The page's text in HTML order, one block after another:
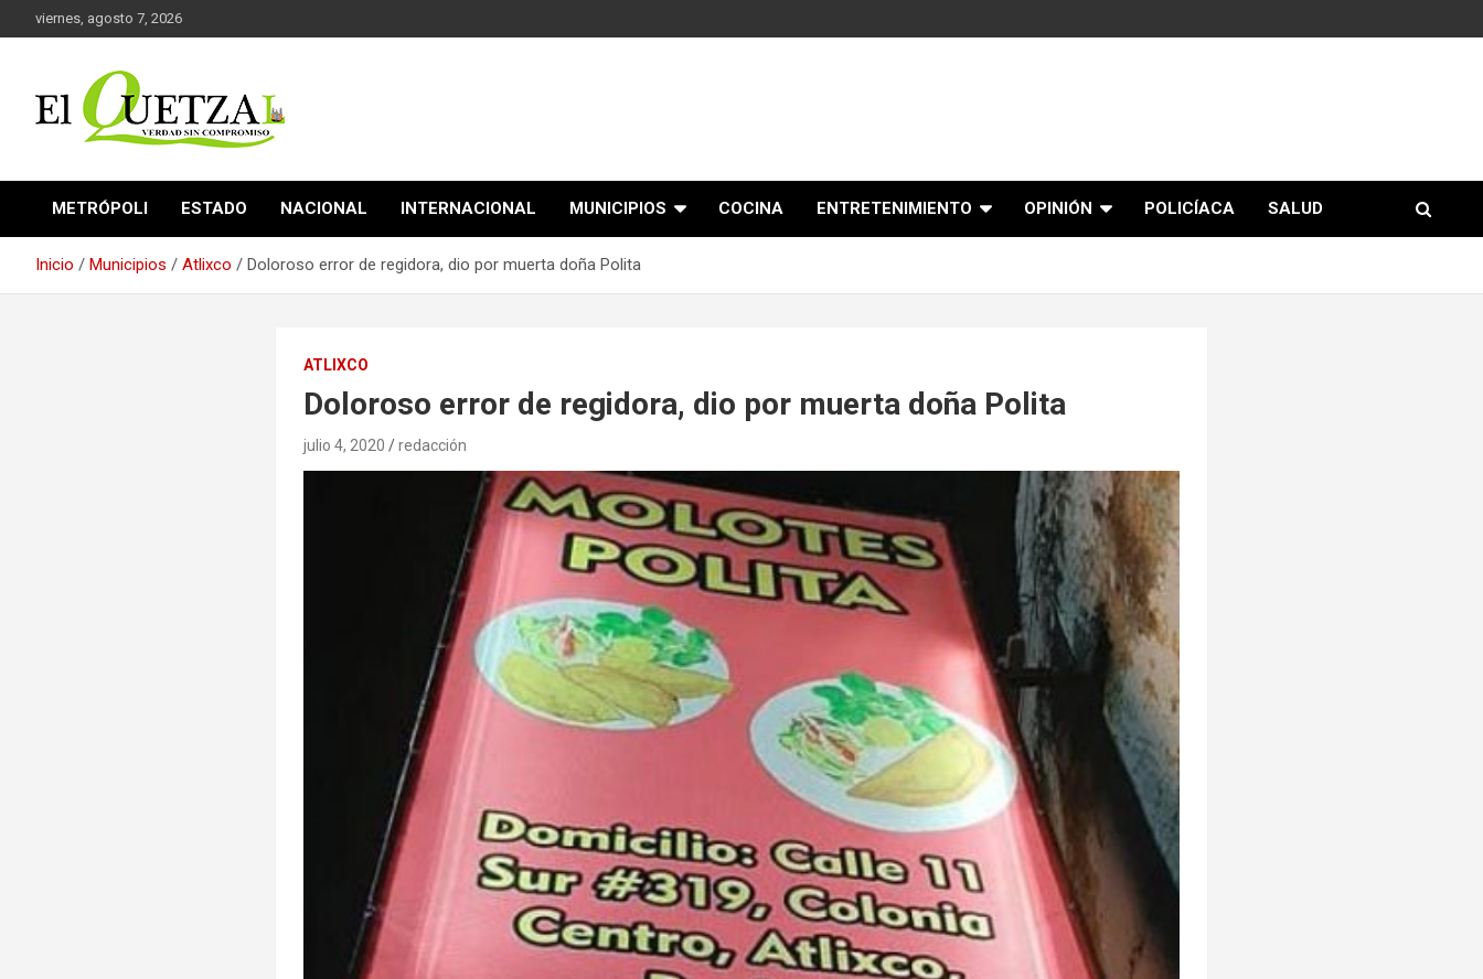
al
viernes, agosto 7, 2026
El Quetzal de Cholula
METRÓPOLI ESTADO NACIONAL INTERNACIONAL MUNICIPIOS COCINA ENTRETENIMIENTO OPINIÓN POLICÍACA SALUD
Inicio Municipios Atlixco Doloroso error de regidora, dio por muerta doña Polita
ATLIXCO
Doloroso error de regidora, dio por muerta doña Polita
julio 4, 2020 redacción